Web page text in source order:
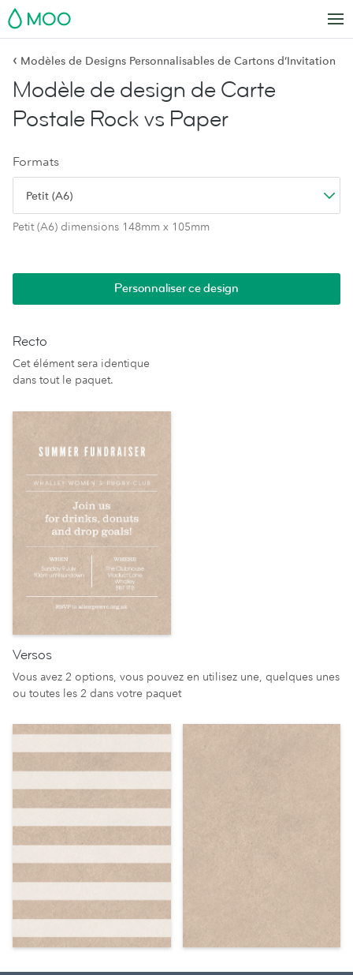
MOO
‹ Modèles de Designs Personnalisables de Cartons d’Invitation
Modèle de design de Carte
Postale Rock vs Paper
Formats
Petit (A6)
Petit (A6) dimensions 148mm x 105mm
Personnaliser ce design
Recto
Cet élément sera identique
dans tout le paquet.
Versos
Vous avez 2 options, vous pouvez en utilisez une, quelques unes
ou toutes les 2 dans votre paquet